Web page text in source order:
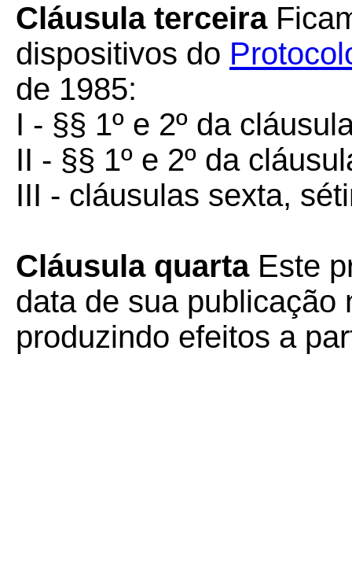
Cláusula terceira
dispositivos do
de 1985:
I - §§ 1º e 2º da
II - §§ 1º e 2º da
III - cláusulas sexta,
Cláusula quartaEste
data de sua publicação
produzindo efeitos a